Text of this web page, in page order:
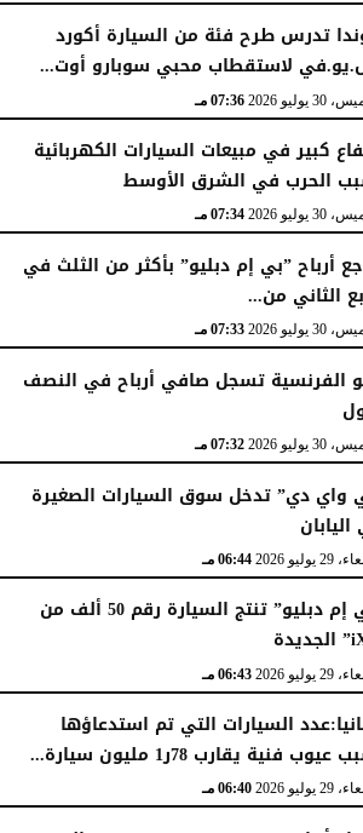
تدرس طرح فئة من السيارة أكورد
لاستقطاب محبي سوبارو أوت...
يوليو 2026 07:36 مـ
كبير في مبيعات السيارات الكهربائية
الحرب في الشرق الأوسط
يوليو 2026 07:34 مـ
أرباح ”بي إم دبليو” بأكثر من الثلث في
الثاني من...
يوليو 2026 07:33 مـ
الفرنسية تسجل صافي أرباح في النصف
يوليو 2026 07:32 مـ
واي دي” تدخل سوق السيارات الصغيرة
يوليو 2026 06:44 مـ
”بي إم دبليو” تنتج السيارة رقم 50 ألف من
يوليو 2026 06:43 مـ
السيارات التي تم استدعاؤها
فنية يقارب 78ر1 مليون سيارة...
يوليو 2026 06:40 مـ